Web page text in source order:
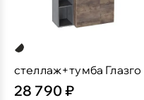
стеллаж+тумба Глазго
28 790 ₽